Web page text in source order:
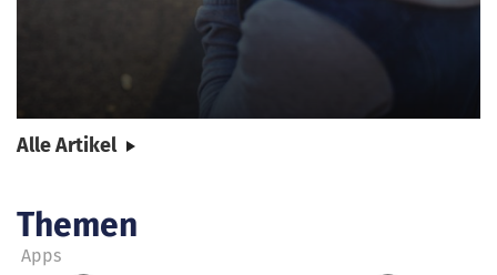
Alle Artikel
Themen
Apps